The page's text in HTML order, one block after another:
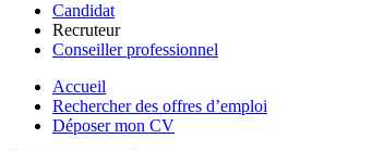
Candidat
Recruteur
Conseiller professionnel
Accueil
Rechercher des offres d’emploi
Déposer mon CV